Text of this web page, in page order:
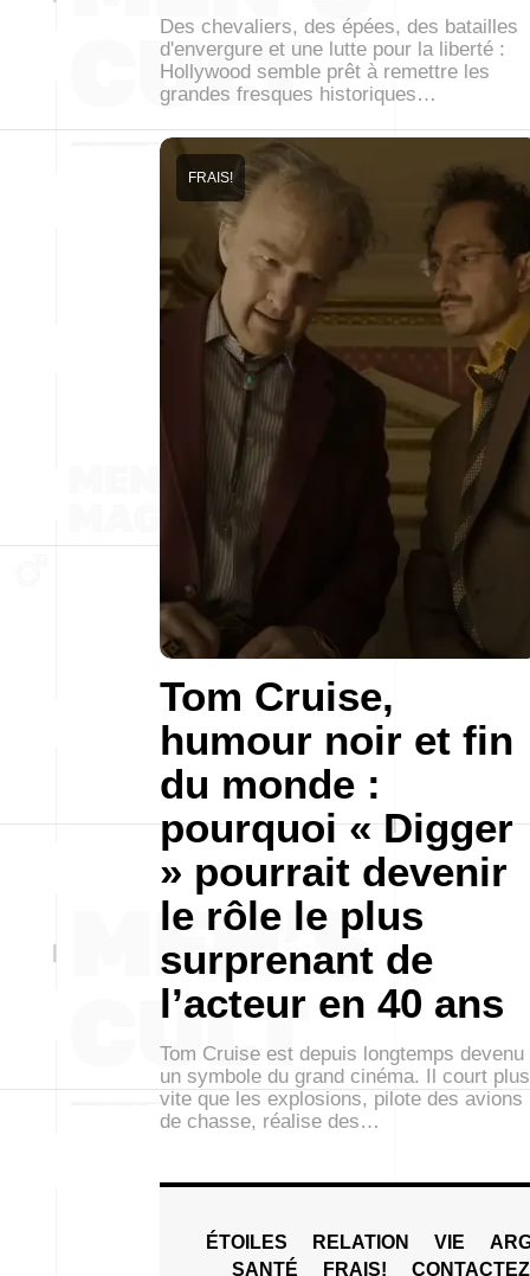
Des chevaliers, des épées, des batailles
d'envergure et une lutte pour la liberté :
Hollywood semble prêt à remettre les
grandes fresques historiques…
Tom Cruise,
humour noir et fin
du monde :
pourquoi « Digger
» pourrait devenir
le rôle le plus
surprenant de
l’acteur en 40 ans
FRAIS!
Tom Cruise est depuis longtemps devenu
un symbole du grand cinéma. Il court plus
vite que les explosions, pilote des avions
de chasse, réalise des…
ÉTOILES RELATION VIE
SANTÉ
FRAIS!